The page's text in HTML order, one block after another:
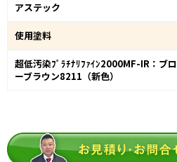
アステック
使用塗料
超低汚染ﾌﾟﾗﾁﾅﾘﾌｧｲﾝ2000MF-IR：ブ
ーブラウン8211（新色）